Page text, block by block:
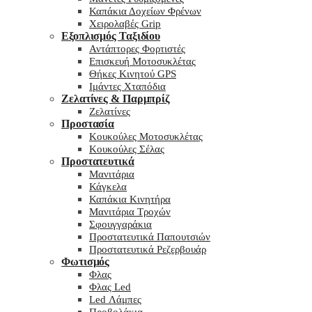
Καπάκια Δοχείων Φρένων
Χειρολαβές Grip
Εξοπλισμός Ταξιδίου
Αντάπτορες Φορτιστές
Επισκευή Μοτοσυκλέτας
Θήκες Κινητού GPS
Ιμάντες Χταπόδια
Ζελατίνες & Παρμπρίζ
Ζελατίνες
Προστασία
Κουκούλες Μοτοσυκλέτας
Κουκούλες Σέλας
Προστατευτικά
Μανιτάρια
Κάγκελα
Καπάκια Κινητήρα
Μανιτάρια Τροχών
Σφουγγαράκια
Προστατευτικά Παπουτσιών
Προστατευτικά Ρεζερβουάρ
Φωτισμός
Φλας
Φλας Led
Led Λάμπες